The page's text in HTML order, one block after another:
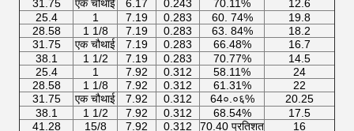
31.75
एक चौथाई 6.17 0.243 70.11%
12.6
25.4
1 7.19 0.283 60. 74%
19.8
28.58
1 1/8 7.19 0.283 63. 84%
18.2
31.75
एक चौथाई 7.19 0.283 66.48%
16.7
38.1
1 1/2 7.19 0.283 70.77%
14.5
25.4
1 7.92 0.312 58.11%
24
28.58
1 1/8 7.92 0.312 61.31%
22
31.75
एक चौथाई 7.92 0.312 64०.०६%
20.25
38.1
1 1/2 7.92 0.312 68.54%
17.5
41.28
15/8 7.92 0.312 70.40 प्रतिशत
16